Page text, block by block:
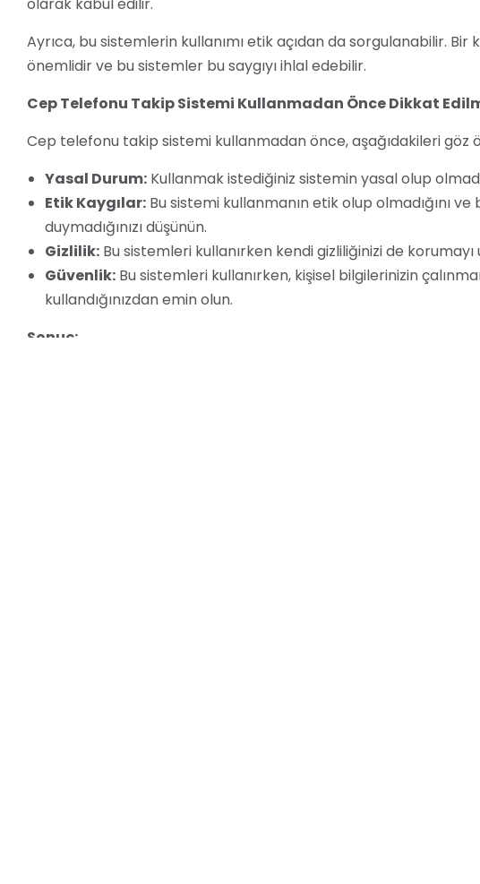
Ayrıca, bu sistemlerin kullanımı etik açıdan da sorgulanabilir. Bir
önemlidir ve bu sistemler bu saygıyı ihlal edebilir.
Cep Telefonu Takip Sistemi Kullanmadan Önce Dikkat
Cep telefonu takip sistemi kullanmadan önce, aşağıdakileri göz
Yasal Durum: Kullanmak istediğiniz sistemin yasal olup
Etik Kaygılar: Bu sistemi kullanmanın etik olup olmadığını
duymadığınızı düşünün.
Gizlilik: Bu sistemleri kullanırken kendi gizliliğinizi de korumayı
Güvenlik: Bu sistemleri kullanırken, kişisel bilgilerinizin
kullandığınızdan emin olun.
Sonuç: